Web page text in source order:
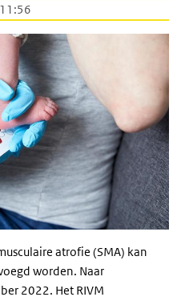
atrofie (SMA) kan
worden. Naar
2022. Het RIVM